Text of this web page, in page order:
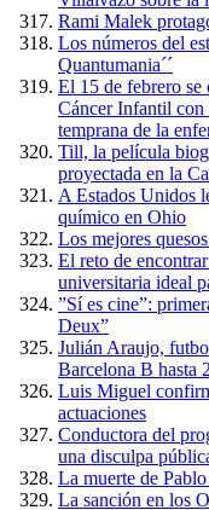
Rami Malek
Los números del
Quantumania´´
El 15 de febrero
Cáncer Infantil con
temprana de la
Till, la película
proyectada en la
A Estados Unidos
químico en Ohio
Los mejores
El reto de
universitaria ideal
”Sí es cine”:
Deux”
Julián Araujo,
Barcelona B hasta
Luis Miguel
actuaciones
Conductora del
una disculpa
La muerte de
La sanción en los